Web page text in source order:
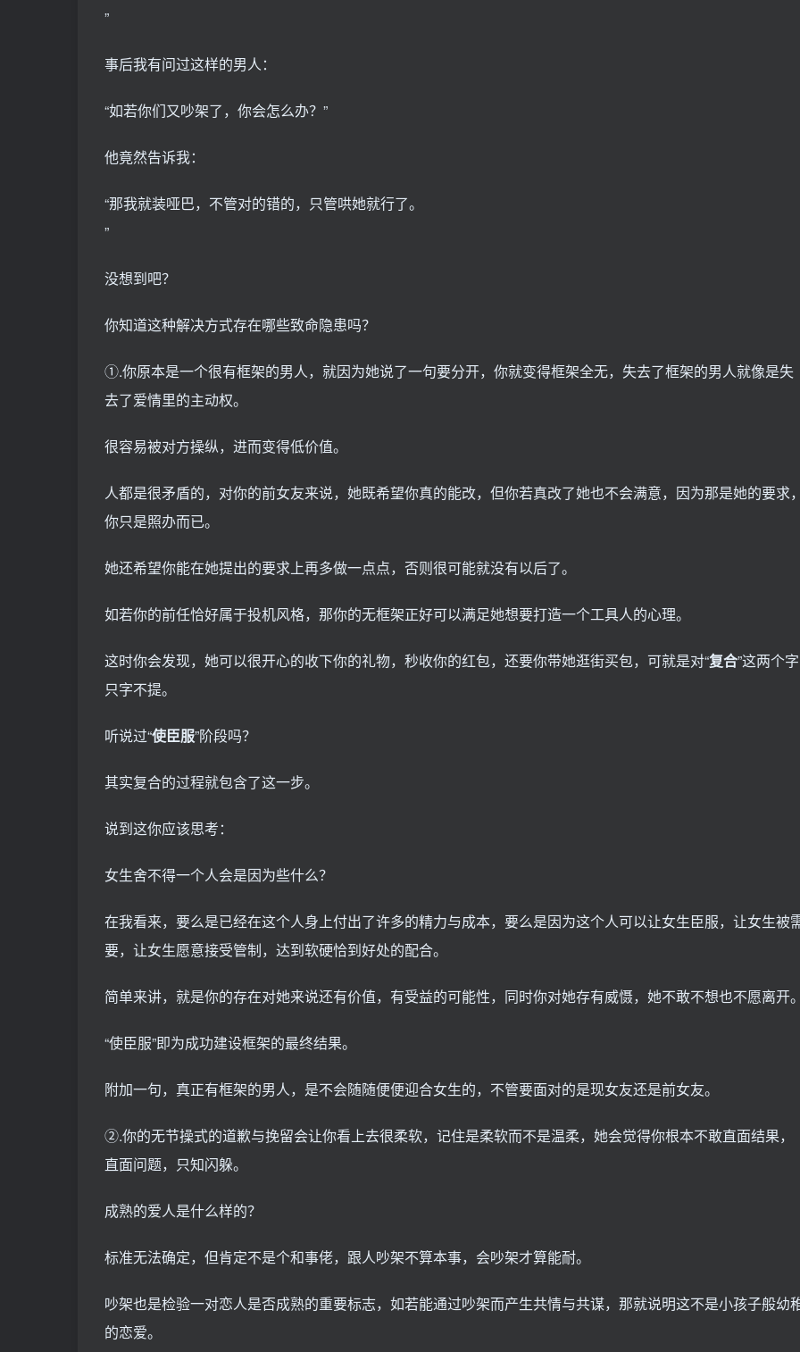
”
事后我有问过这样的男人：
“如若你们又吵架了，你会怎么办？”
他竟然告诉我：
“那我就装哑巴，不管对的错的，只管哄她就行了。
”
没想到吧？
你知道这种解决方式存在哪些致命隐患吗？
①.你原本是一个很有框架的男人，就因为她说了一句要分开，你就变得框架全无，失去了框架的男人就像是失
去了爱情里的主动权。
很容易被对方操纵，进而变得低价值。
人都是很矛盾的，对你的前女友来说，她既希望你真的能改，但你若真改了她也不会满意，因为那是她的要求
你只是照办而已。
她还希望你能在她提出的要求上再多做一点点，否则很可能就没有以后了。
如若你的前任恰好属于投机风格，那你的无框架正好可以满足她想要打造一个工具人的心理。
这时你会发现，她可以很开心的收下你的礼物，秒收你的红包，还要你带她逛街买包，可就是对“复合”这两个字
只字不提。
听说过“使臣服”阶段吗？
其实复合的过程就包含了这一步。
说到这你应该思考：
女生舍不得一个人会是因为些什么？
在我看来，要么是已经在这个人身上付出了许多的精力与成本，要么是因为这个人可以让女生臣服，让女生被
要，让女生愿意接受管制，达到软硬恰到好处的配合。
简单来讲，就是你的存在对她来说还有价值，有受益的可能性，同时你对她存有威慑，她不敢不想也不愿离开
“使臣服”即为成功建设框架的最终结果。
附加一句，真正有框架的男人，是不会随随便便迎合女生的，不管要面对的是现女友还是前女友。
②.你的无节操式的道歉与挽留会让你看上去很柔软，记住是柔软而不是温柔，她会觉得你根本不敢直面结果，
直面问题，只知闪躲。
成熟的爱人是什么样的？
标准无法确定，但肯定不是个和事佬，跟人吵架不算本事，会吵架才算能耐。
吵架也是检验一对恋人是否成熟的重要标志，如若能通过吵架而产生共情与共谋，那就说明这不是小孩子般幼
的恋爱。